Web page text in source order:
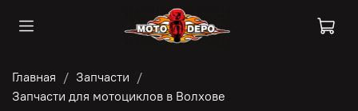
Главная
Запчасти
Запчасти для мотоциклов в Волхове